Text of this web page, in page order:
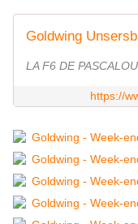
Goldwing
LA F6 DE PASCALOU
https://